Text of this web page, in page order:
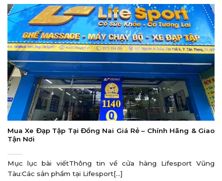
Mua Xe Đạp Tập Tại Đồng Nai Giá Rẻ – Chính Hãng & Giao
Tận Nơi
Mục lục bài viếtThông tin về cửa hàng Lifesport Vũng
Tàu:Các sản phẩm tại Lifesport[...]